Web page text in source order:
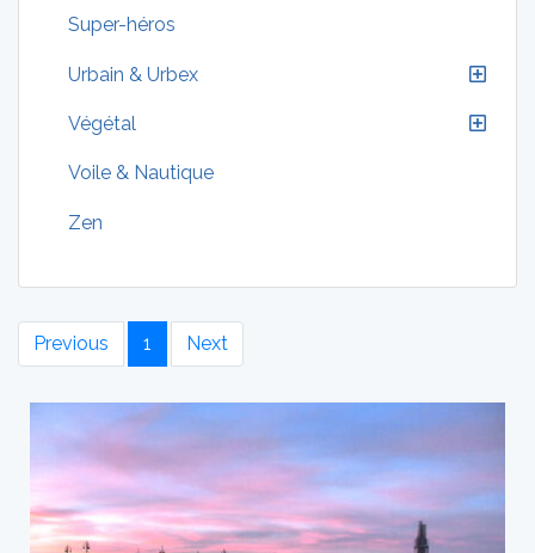
Super-héros
Urbain & Urbex
Végétal
Voile & Nautique
Zen
Previous 1 Next